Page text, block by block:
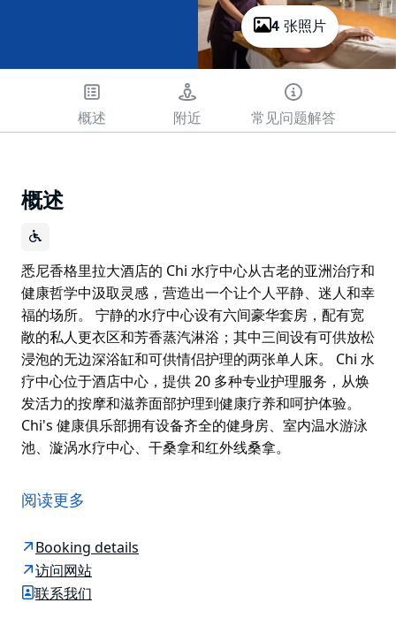
4 张照片
概述 附近 常见问题解答
概述
悉尼香格里拉大酒店的 Chi 水疗中心从古老的亚洲治疗和
健康哲学中汲取灵感，营造出一个让个人平静、迷人和幸
福的场所。 宁静的水疗中心设有六间豪华套房，配有宽
敞的私人更衣区和芳香蒸汽淋浴；其中三间设有可供放松
浸泡的无边深浴缸和可供情侣护理的两张单人床。 Chi 水
疗中心位于酒店中心，提供 20 多种专业护理服务，从焕
发活力的按摩和滋养面部护理到健康疗养和呵护体验。
Chi's 健康俱乐部拥有设备齐全的健身房、室内温水游泳
池、漩涡水疗中心、干桑拿和红外线桑拿。
健康哲学中汲取灵感，营造出一个让个人平静、迷人和幸
福的场所。
宁静的水疗中心设有六间豪华套房，配有宽敞的私人更衣
区和芳香蒸汽淋浴；其中三间设有可供放松浸泡的无边深
浴缸和可供情侣护理的两张单人床。
阅读更多
Booking details
访问网站
联系我们